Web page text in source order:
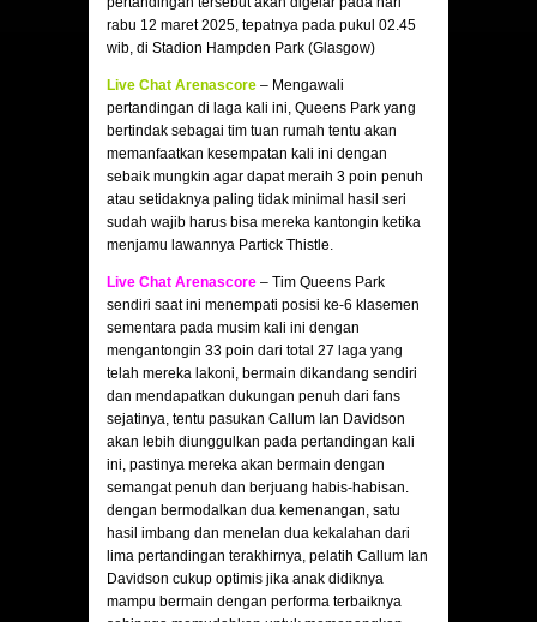
rabu 12 maret 2025, tepatnya pada pukul 02.45
wib, di Stadion Hampden Park (Glasgow)
Live Chat Arenascore – Mengawali
pertandingan di laga kali ini, Queens Park yang
bertindak sebagai tim tuan rumah tentu akan
memanfaatkan kesempatan kali ini dengan
sebaik mungkin agar dapat meraih 3 poin penuh
atau setidaknya paling tidak minimal hasil seri
sudah wajib harus bisa mereka kantongin ketika
menjamu lawannya Partick Thistle.
Live Chat Arenascore – Tim Queens Park
sendiri saat ini menempati posisi ke-6 klasemen
sementara pada musim kali ini dengan
mengantongin 33 poin dari total 27 laga yang
telah mereka lakoni, bermain dikandang sendiri
dan mendapatkan dukungan penuh dari fans
sejatinya, tentu pasukan Callum Ian Davidson
akan lebih diunggulkan pada pertandingan kali
ini, pastinya mereka akan bermain dengan
semangat penuh dan berjuang habis-habisan.
dengan bermodalkan dua kemenangan, satu
hasil imbang dan menelan dua kekalahan dari
lima pertandingan terakhirnya, pelatih Callum Ian
Davidson cukup optimis jika anak didiknya
mampu bermain dengan performa terbaiknya